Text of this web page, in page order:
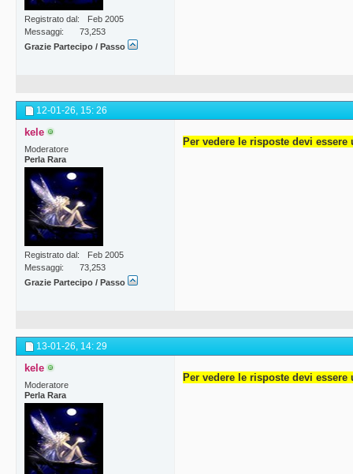
Registrato dal
Feb 2005
Messaggi
73,253
Grazie Partecipo / Passo
12-01-26, 15: 26
kele
Moderatore
Perla Rara
Registrato dal
Feb 2005
Messaggi
73,253
Grazie Partecipo / Passo
Per vedere le risposte devi essere
13-01-26, 14: 29
kele
Moderatore
Perla Rara
Per vedere le risposte devi